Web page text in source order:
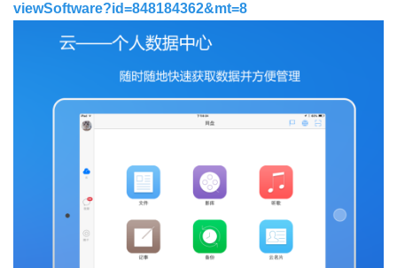
viewSoftware?id=848184362&mt=8